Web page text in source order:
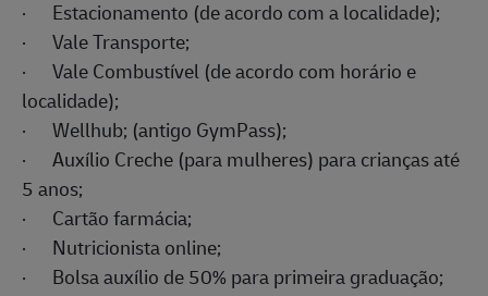
·
Estacionamento (de acordo com a localidade);
·
Vale Transporte;
·
Vale Combustível (de acordo com horário e
localidade);
·
Wellhub; (antigo GymPass);
·
Auxílio Creche (para mulheres) para crianças até
5 anos;
·
Cartão farmácia;
·
Nutricionista online;
·
Bolsa auxílio de 50% para primeira graduação;